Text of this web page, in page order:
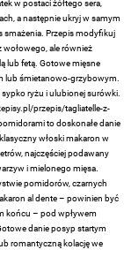
w postaci żółtego sera,
a następnie ukryj w samym
smażenia. Przepis modyfikuj
ale również
lub fetą. Gotowe mięsne
lub śmietanowo-grzybowym.
ryżu i ulubionej surówki.
przepis/tagliatelle-z-
to doskonałe danie
włoski makaron w
najczęściej podawany
i mielonego mięsa.
pomidorów, czarnych
al dente – powinien być
końcu – pod wpływem
danie posyp startym
romantyczną kolację we